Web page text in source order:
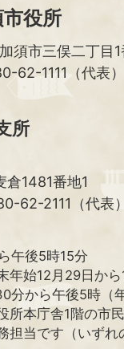
役所
須市三俣二丁目1
62-1111（代表）
所
倉1481番地1
62-2111（代表）
午後5時15分
年始12月29日から
分から午後5時（
所本庁舎1階の市
担当です（いず